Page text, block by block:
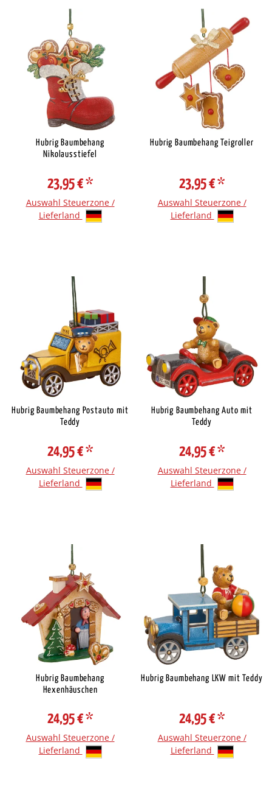
Hubrig Baumbehang
Nikolausstiefel
23,95 €*
Auswahl Steuerzone /
Lieferland
Hubrig Baumbehang Teigroller
23,95 €*
Auswahl Steuerzone /
Lieferland
Hubrig Baumbehang Postauto mit
Teddy
24,95 €*
Auswahl Steuerzone /
Lieferland
Hubrig Baumbehang Auto mit
Teddy
24,95 €*
Auswahl Steuerzone /
Lieferland
Hubrig Baumbehang
Hexenhäuschen
24,95 €*
Auswahl Steuerzone /
Lieferland
Hubrig Baumbehang LKW mit Teddy
24,95 €*
Auswahl Steuerzone /
Lieferland